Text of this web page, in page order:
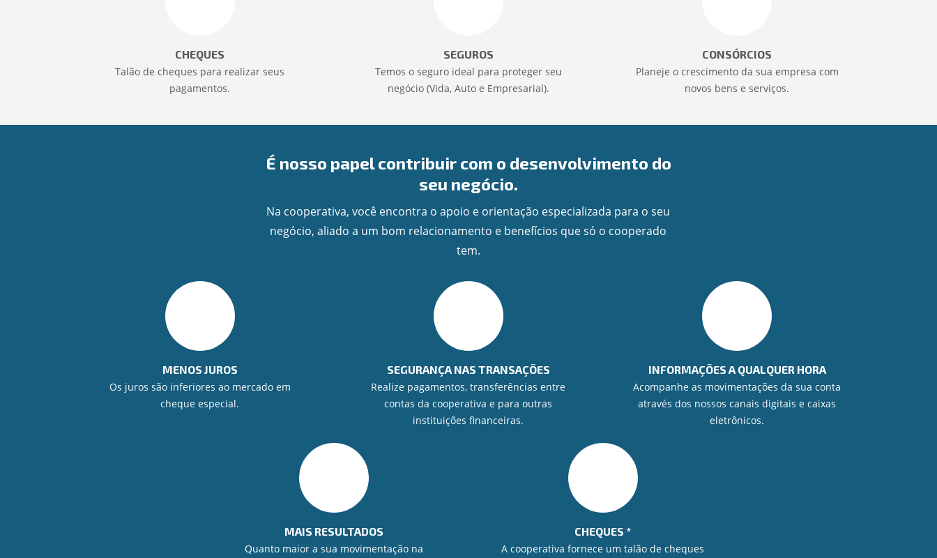
CHEQUES
Talão de cheques para realizar seus
pagamentos.
SEGUROS
Temos o seguro ideal para proteger seu
negócio (Vida, Auto e Empresarial).
CONSÓRCIOS
Planeje o crescimento da sua empresa com
novos bens e serviços.
É nosso papel contribuir com o desenvolvimento do
seu negócio.
Na cooperativa, você encontra o apoio e orientação especializada para o seu
negócio, aliado a um bom relacionamento e benefícios que só o cooperado
tem.
MENOS JUROS
Os juros são inferiores ao mercado em
cheque especial.
SEGURANÇA NAS TRANSAÇÕES
Realize pagamentos, transferências entre
contas da cooperativa e para outras
instituições financeiras.
INFORMAÇÕES A QUALQUER HORA
Acompanhe as movimentações da sua conta
através dos nossos canais digitais e caixas
eletrônicos.
MAIS RESULTADOS
Quanto maior a sua movimentação na
CHEQUES *
A cooperativa fornece um talão de cheques